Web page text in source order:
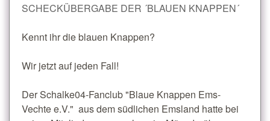
Kontakt
SCHECKÜBERGABE DER ´BLAUEN KNAPPEN´
Kennt ihr die blauen Knappen?
Wir jetzt auf jeden Fall!
Der Schalke04-Fanclub "Blaue Knappen Ems-
Vechte e.V." aus dem südlichen Emsland hatte bei